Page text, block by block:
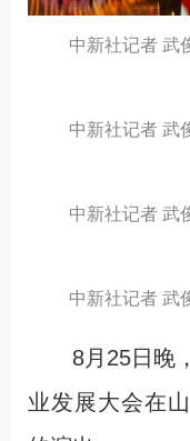
中新社记者 武
中新社记者 武
中新社记者 武
中新社记者 武
8月25日晚，
业发展大会在